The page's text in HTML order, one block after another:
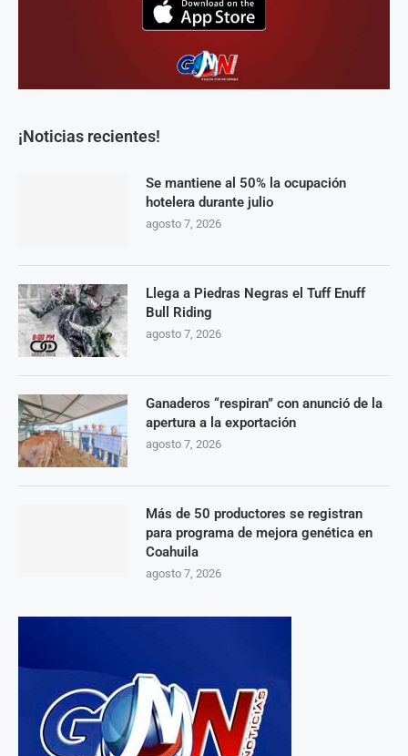
¡Noticias recientes!
Se mantiene al 50% la ocupación
hotelera durante julio
agosto 7, 2026
Llega a Piedras Negras el Tuff Enuff
Bull Riding
agosto 7, 2026
Ganaderos “respiran” con anunció de la
apertura a la exportación
agosto 7, 2026
Más de 50 productores se registran
para programa de mejora genética en
Coahuila
agosto 7, 2026